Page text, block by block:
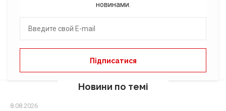
новинами.
Новини по темі
8.08.2026